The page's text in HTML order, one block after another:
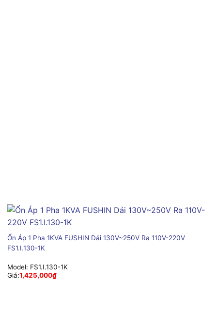
Ổn Áp 1 Pha 1KVA FUSHIN Dải 130V~250V Ra 110V-220V
FS1.I.130-1K
Model: FS1.I.130-1K
Giá:1,425,000₫